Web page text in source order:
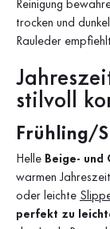
Reinigung
trocken und
Rauleder
stilvoll
Frühling/
Helle Beige- und
warmen
oder leichte
perfekt zu